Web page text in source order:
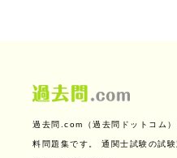
過去問.com（過去問ドットコム
料問題集です。 通関士試験の試